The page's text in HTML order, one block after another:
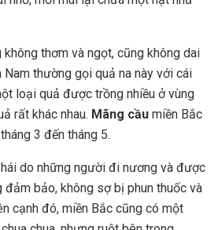
không thơm và ngọt, cũng không dai
thường gọi quả na này với cái
loại quả được trồng nhiều ở vùng
rất khác nhau. Mãng cầu miền Bắc
3 đến tháng 5.
do những người đi nương và được
bảo, không sợ bị phun thuốc và
cạnh đó, miền Bắc cũng có một